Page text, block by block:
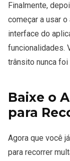
Finalmente,
começar a usar
interface do
funcionalidades.
trânsito nunca
Baixe o
para
Agora que você
para recorrer